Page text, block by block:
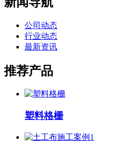
公司动态
行业动态
最新资讯
推荐产品
塑料格栅